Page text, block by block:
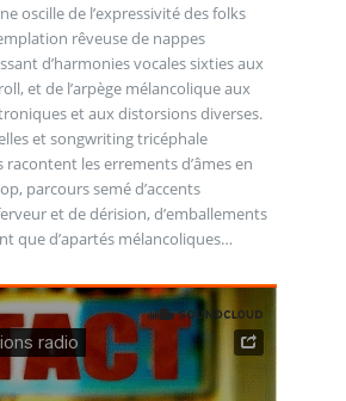
oscille de l’expressivité des folks
rêveuse de nappes
d’harmonies vocales sixties aux
et de l’arpège mélancolique aux
et aux distorsions diverses.
et songwriting tricéphale
les errements d’âmes en
parcours semé d’accents
et de dérision, d’emballements
que d’apartés mélancoliques…